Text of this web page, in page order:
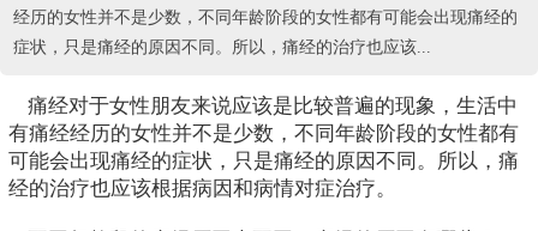
经历的女性并不是少数，不同年龄阶段的女性都有可能会出现痛经的
症状，只是痛经的原因不同。所以，痛经的治疗也应该...
痛经对于女性朋友来说应该是比较普遍的现象，生活中
有痛经经历的女性并不是少数，不同年龄阶段的女性都有
可能会出现痛经的症状，只是痛经的原因不同。所以，痛
经的治疗也应该根据病因和病情对症治疗。